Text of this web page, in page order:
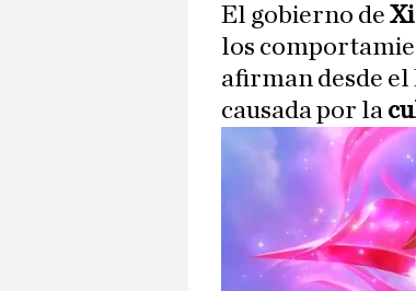
El gobierno de
los
afirman desde
causada por la